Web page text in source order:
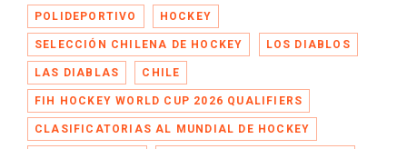
POLIDEPORTIVO HOCKEY
SELECCIÓN CHILENA DE HOCKEY LOS DIABLOS
LAS DIABLAS CHILE
FIH HOCKEY WORLD CUP 2026 QUALIFIERS
CLASIFICATORIAS AL MUNDIAL DE HOCKEY